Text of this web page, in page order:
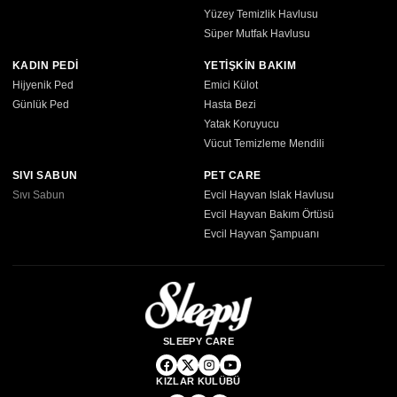
Yüzey Temizlik Havlusu
Süper Mutfak Havlusu
KADIN PEDİ
Hijyenik Ped
Günlük Ped
YETİŞKİN BAKIM
Emici Külot
Hasta Bezi
Yatak Koruyucu
Vücut Temizleme Mendili
SIVI SABUN
Sıvı Sabun
PET CARE
Evcil Hayvan Islak Havlusu
Evcil Hayvan Bakım Örtüsü
Evcil Hayvan Şampuanı
SLEEPY CARE
KIZLAR KULÜBÜ